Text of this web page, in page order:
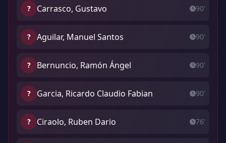
? Carrasco, Gustavo 90'
? Aguilar, Manuel Santos 90'
? Bernuncio, Ramón Ángel 90'
? Garcia, Ricardo Claudio Fabian 90'
? Ciraolo, Ruben Dario 76'